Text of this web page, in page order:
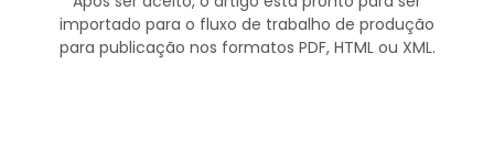
importado para o fluxo de trabalho de produção
para publicação nos formatos PDF, HTML ou XML.